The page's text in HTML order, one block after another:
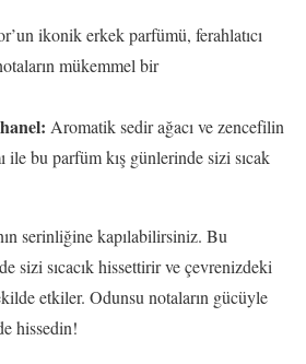
ikonik erkek parfümü, ferahlatıcı
mükemmel bir
Aromatik sedir ağacı ve zencefilin
ile bu parfüm kış günlerinde sizi sıcak
serinliğine kapılabilirsiniz. Bu
sizi sıcacık hissettirir ve çevrenizdeki
etkiler. Odunsu notaların gücüyle
hissedin!